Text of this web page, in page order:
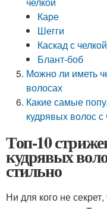
Каре
Шегги
Каскад с челкой
Блант-боб
Можно ли иметь
волосах
Какие самые
кудрявых волос с
Топ-10
кудрявых
стильно
Ни для кого не